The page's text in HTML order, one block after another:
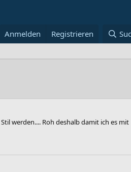
Anmelden Registrieren
werden.... Roh deshalb damit ich es mit